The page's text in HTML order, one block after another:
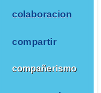
colaboracion
compartir
compañerismo